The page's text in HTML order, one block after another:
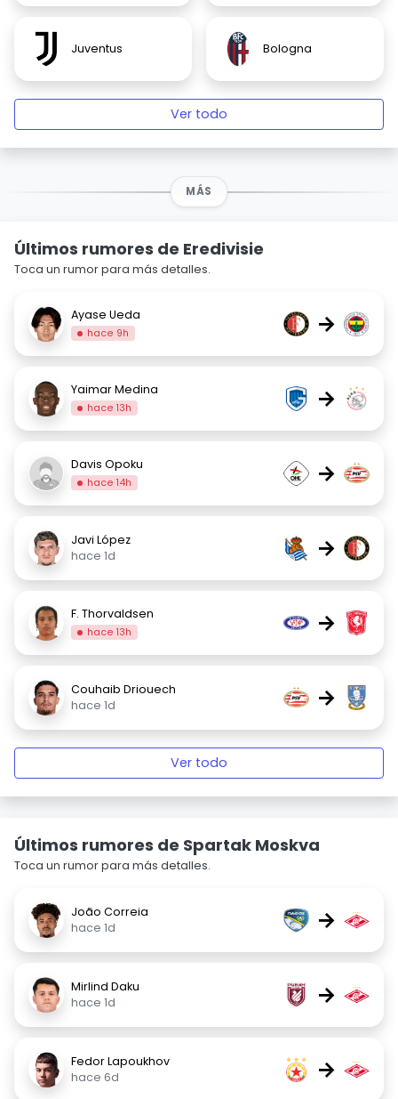
Juventus Bologna
Ver todo
MÁS
Últimos rumores de Eredivisie
Toca un rumor para más detalles.
Ayase Ueda
hace 9h →
Yaimar Medina
hace 13h →
Davis Opoku
hace 14h →
Javi López
hace 1d
→
F. Thorvaldsen
hace 13h →
Couhaib Driouech
hace 1d
→
Ver todo
Últimos rumores de Spartak Moskva
Toca un rumor para más detalles.
João Correia
hace 1d
→
Mirlind Daku
hace 1d
→
Fedor Lapoukhov
hace 6d
→